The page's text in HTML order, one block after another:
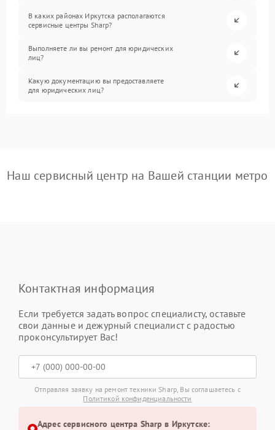
В каких районах Иркутска располагаются
сервисные центры Sharp?
Выполняете ли вы ремонт для юридических
лиц?
Какую документацию вы предоставляете
для юридических лиц?
Наш сервисный центр на Вашей станции метро
Контактная информация
Если требуется задать вопрос специалисту, оставьте
свои данные и дежурный специалист с радостью
проконсультирует Вас!
Отправляя заявку на ремонт техники Sharp, Вы соглашаетесь с
Политикой конфиденциальности
Адрес сервисного центра Sharp в Иркутске: